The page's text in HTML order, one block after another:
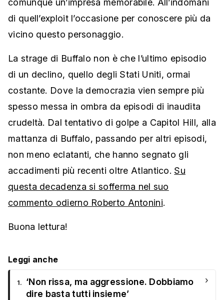
comunque un’impresa memorabile. All’indomani
di quell’exploit l’occasione per conoscere più da
vicino questo personaggio.
La strage di Buffalo non è che l’ultimo episodio
di un declino, quello degli Stati Uniti, ormai
costante. Dove la democrazia vien sempre più
spesso messa in ombra da episodi di inaudita
crudeltà. Dal tentativo di golpe a Capitol Hill, alla
mattanza di Buffalo, passando per altri episodi,
non meno eclatanti, che hanno segnato gli
accadimenti più recenti oltre Atlantico. Su
questa decadenza si sofferma nel suo
commento odierno Roberto Antonini.
Buona lettura!
Leggi anche
1.
‘Non rissa, ma aggressione. Dobbiamo
dire basta tutti insieme’
›